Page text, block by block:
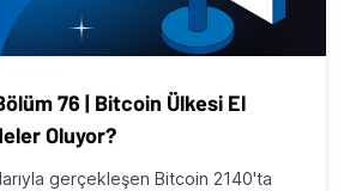
76 | Bitcoin Ülkesi El
Oluyor?
gerçekleşen Bitcoin 2140'ta